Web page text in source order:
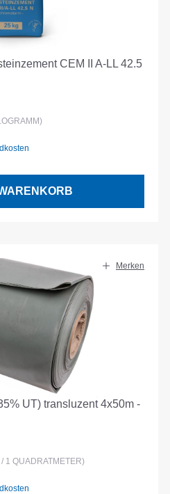
CEM II A-LL 42.5
Merken
UT) transluzent 4x50m -
1 QUADRATMETER)